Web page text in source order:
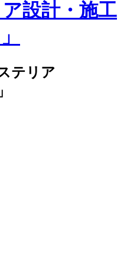
テリア